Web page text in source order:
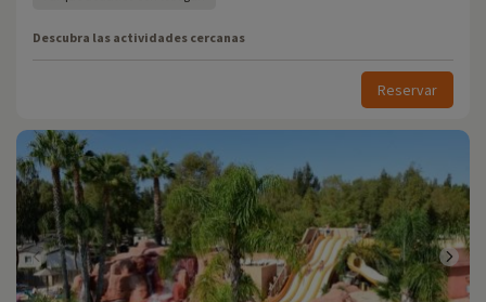
Descubra las actividades cercanas
Reservar